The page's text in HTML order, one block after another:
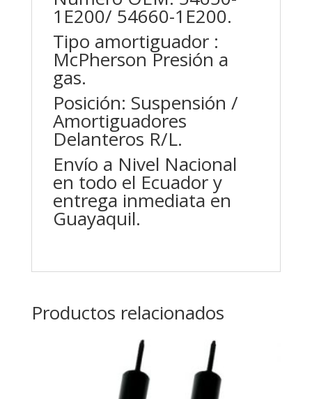
1E200/ 54660-1E200.
Tipo amortiguador :
McPherson Presión a
gas.
Posición: Suspensión /
Amortiguadores
Delanteros R/L.
Envío a Nivel Nacional
en todo el Ecuador y
entrega inmediata en
Guayaquil.
Productos relacionados